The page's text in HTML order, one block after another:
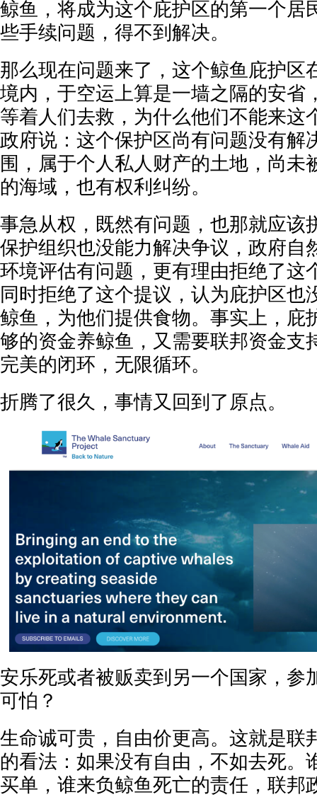
鲸鱼，将成为这个庇护区的第一个居
些手续问题，得不到解决。
那么现在问题来了，这个鲸鱼庇护区
境内，于空运上算是一墙之隔的安省
等着人们去救，为什么他们不能来这
政府说：这个保护区尚有问题没有解
围，属于个人私人财产的土地，尚未
的海域，也有权利纠纷。
事急从权，既然有问题，也那就应该
保护组织也没能力解决争议，政府自
环境评估有问题，更有理由拒绝了这
同时拒绝了这个提议，认为庇护区也
鲸鱼，为他们提供食物。事实上，庇
够的资金养鲸鱼，又需要联邦资金支
完美的闭环，无限循环。
折腾了很久，事情又回到了原点。
安乐死或者被贩卖到另一个国家，参
可怕？
生命诚可贵，自由价更高。这就是联
的看法：如果没有自由，不如去死。
买单，谁来负鲸鱼死亡的责任，联邦